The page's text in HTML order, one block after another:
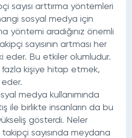
sayısı arttırma yöntemleri
sosyal medya için
yöntemi aradığınız önemli
sayısının artması her
eder. Bu etkiler olumludur.
kişiye hitap etmek,
medya kullanımında
ile birlikte insanların da bu
gösterdi. Neler
takipçi sayısında meydana